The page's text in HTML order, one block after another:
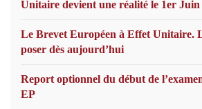
Unitaire devient une réalité le 1er Juin
Le Brevet Européen à Effet Unitaire.
poser dès aujourd’hui
Report optionnel du début de
EP